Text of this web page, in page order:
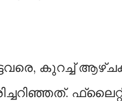
കുറച്ച്